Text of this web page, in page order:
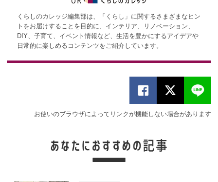
くらしのカレッジ編集部は、「くらし」に関するさまざまなヒン
トをお届けすることを目的に、インテリア、リノベーション、
DIY、子育て、イベント情報など、生活を豊かにするアイデアや
日常的に楽しめるコンテンツをご紹介しています。
お使いのブラウザによってリンクが機能しない場合があります